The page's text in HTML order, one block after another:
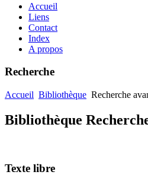
Accueil
Liens
Contact
Index
A propos
Recherche
Accueil Bibliothèque Recherche
Bibliothèque
Texte libre